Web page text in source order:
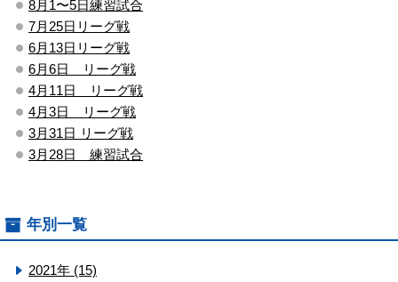
8月1〜5日練習試合
7月25日リーグ戦
6月13日リーグ戦
6月6日 リーグ戦
4月11日 リーグ戦
4月3日 リーグ戦
3月31日 リーグ戦
3月28日 練習試合
年別一覧
2021年 (15)